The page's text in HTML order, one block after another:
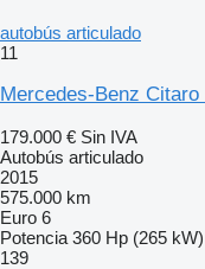
autobús articulado
11
Mercedes-Benz
179.000 € Sin IVA
Autobús articulado
2015
575.000 km
Euro 6
Potencia 360 Hp (265 kW)
139